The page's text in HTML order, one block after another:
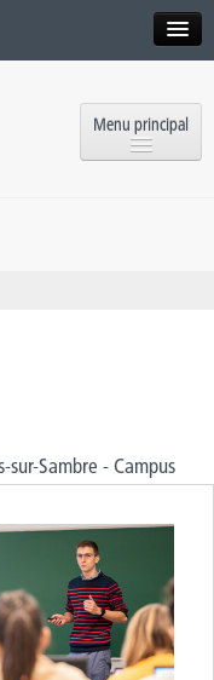
Menu principal
sur-Sambre - Campus